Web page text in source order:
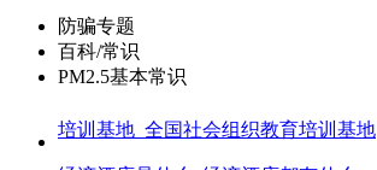
防骗专题
百科/常识
PM2.5基本常识
培训基地_全国社会组织教育培训基地